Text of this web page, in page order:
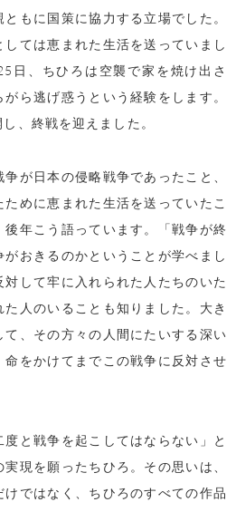
もに国策に協力する立場でした。
ては恵まれた生活を送っていまし
日、ちひろは空襲で家を焼け出さ
ら逃げ惑うという経験をします。
、終戦を迎えました。
が日本の侵略戦争であったこと、
めに恵まれた生活を送っていたこ
年こう語っています。「戦争が終
おきるのかということが学べまし
して牢に入れられた人たちのいた
人のいることも知りました。大き
、その方々の人間にたいする深い
をかけてまでこの戦争に反対させ
と戦争を起こしてはならない」と
現を願ったちひろ。その思いは、
ではなく、ちひろのすべての作品